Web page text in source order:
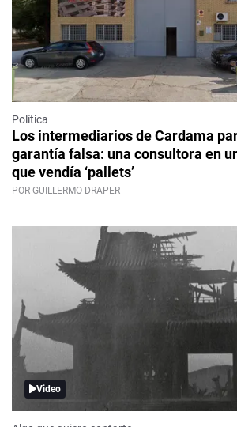
Política
Los intermediarios de Cardama
garantía falsa: una consultora en un
que vendía ‘pallets’
POR GUILLERMO DRAPER
Video